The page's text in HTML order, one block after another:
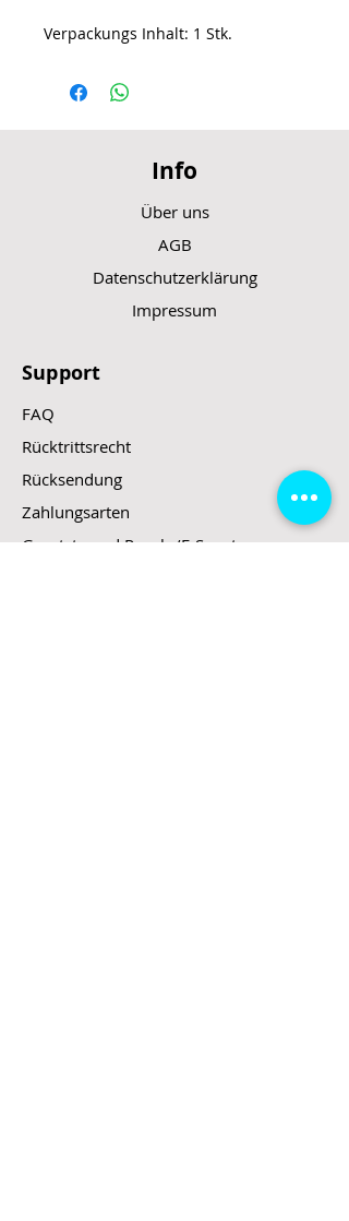
Verpackungs Inhalt: 1 Stk.
Info
Über uns
AGB
Datenschutzerklärung
Impressum
Support
FAQ
Rücktrittsrecht
Rücksendung
Zahlungsarten
Gesetzte und Regeln/E-Scooter